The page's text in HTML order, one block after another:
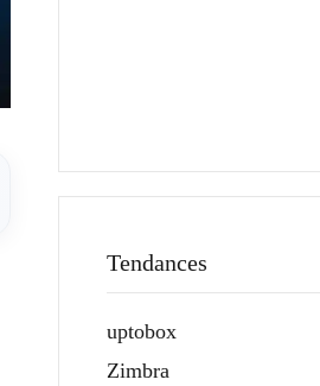
Tendances
uptobox
Zimbra